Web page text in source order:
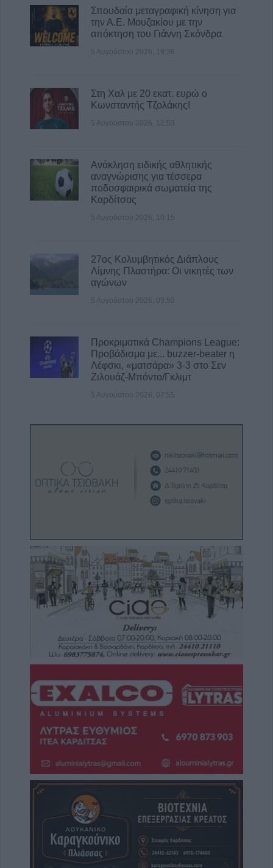
Επίσκεψη του Υπουργού Υγείας Άδωνι
Γεωργιάδη στο ανακαινισμένο Κ.Y.
Σοφάδων(+Φωτο +Βίντεο)
Σπουδαία μεταγραφική κίνηση για
την Α.Ε. Μουζακίου με την
απόκτηση του Γιάννη Σκόνδρα
5 Αυγούστου 2026, 19:38
Στη Χαλ με 20 εκατ. ευρώ ο
Κωνσταντής Τζολάκης!
5 Αυγούστου 2026, 12:53
Ανάκληση ειδικής αθλητικής
αναγνώρισης για τέσσερα
ποδοσφαιρικά σωματεία της
Καρδίτσας
5 Αυγούστου 2026, 10:15
27ος Κολυμβητικός Διάπλους
Λίμνης Πλαστήρα: Οι νικητές των
αγώνων
5 Αυγούστου 2026, 09:50
Προκριματικά Champions League:
Προβάδισμα με... buzzer-beater η
Λέφσκι, «ματσάρα» 3-3 στο Σεν
Ζιλουάζ-Μπόντο/Γκλιμτ
5 Αυγούστου 2026, 07:55